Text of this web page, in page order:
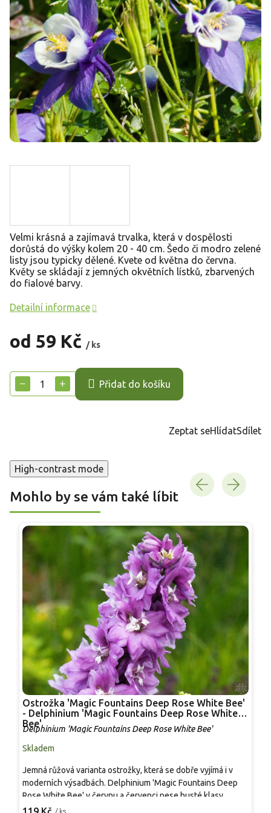
od 59 Kč / ks
cena:
+
− Přidat do košíku
Velmi krásná a zajímavá trvalka, která v dospělosti
dorůstá do výšky kolem 20 - 40 cm. Šedo či modro zelené
listy jsou typicky dělené. Kvete od května do června.
Květy se skládají z jemných okvětních lístků, zbarvených
do fialové barvy.
Detailní informace
Zeptat seHlídatSdílet
High-contrast mode
Mohlo by se vám také líbit
Ostrožka 'Magic Fountains Deep Rose White Bee'
- Delphinium 'Magic Fountains Deep Rose White
Bee'
Delphinium 'Magic Fountains Deep Rose White Bee'
Skladem
/ ks
Jemná růžová varianta ostrožky, která se dobře vyjímá i v
moderních výsadbách. Delphinium 'Magic Fountains Deep
Rose White Bee' v červnu a červenci nese husté klasy
poloplných květů v tmavě lila až starorůžovém tónu s bílou